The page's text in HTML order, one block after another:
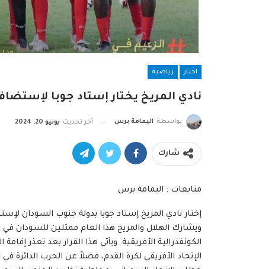
اخبار رياضية
نادي المريخ يختار إستاد جوبا
بواسطة اليمامة برس آخر تحديث يونيو 20, 2024
شارك
متابعات : اليمامة برس
إختار نادي المريخ إستاد جوبا بدولة جنوب السودان
ويشارك الهلال والمريخ هذا العام ممثلين للسودان
الكونفدرالية الأفريقية. ويأتي هذا القرار بعد